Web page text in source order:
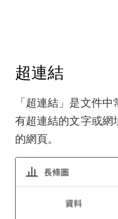
超連結
「超連結」是文件
有超連結的文字或網
的網頁。